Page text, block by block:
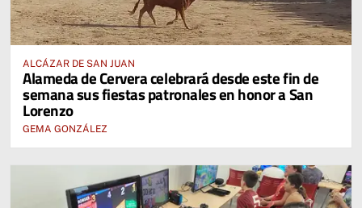
ALCÁZAR DE SAN JUAN
Alameda de Cervera celebrará desde este fin de
semana sus fiestas patronales en honor a San
Lorenzo
GEMA GONZÁLEZ